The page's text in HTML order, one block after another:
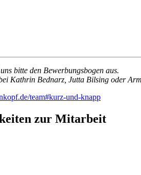
bitte den Bewerbungsbogen aus.
Kathrin Bednarz, Jutta Bilsing oder
team#kurz-und-knapp
zur Mitarbeit